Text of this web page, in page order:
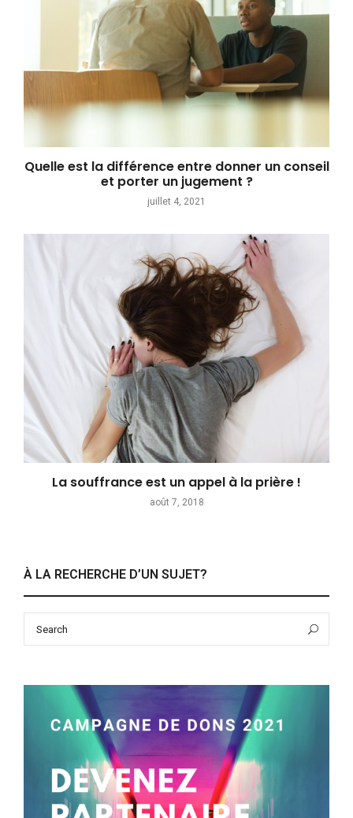
Quelle est la différence entre donner un conseil
et porter un jugement ?
juillet 4, 2021
La souffrance est un appel à la prière !
août 7, 2018
À LA RECHERCHE D’UN SUJET?